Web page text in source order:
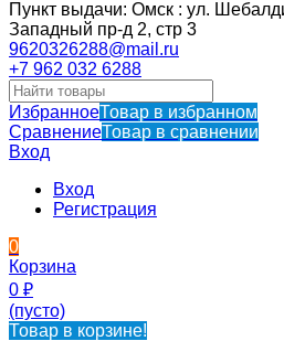
Пункт выдачи: Омск : ул.
Западный пр-д 2, стр 3
9620326288@mail.ru
+7 962 032 6288
ИзбранноеТовар в избранном
СравнениеТовар в сравнении
Вход
Вход
Регистрация
0
Корзина
0 ₽
(пусто)
Товар в корзине!